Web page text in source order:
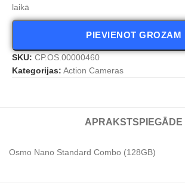
laikā
PIEVIENOT GROZAM
SKU: CP.OS.00000460
Kategorijas: Action Cameras
APRAKSTS PIEGĀDE
Osmo Nano Standard Combo (128GB)